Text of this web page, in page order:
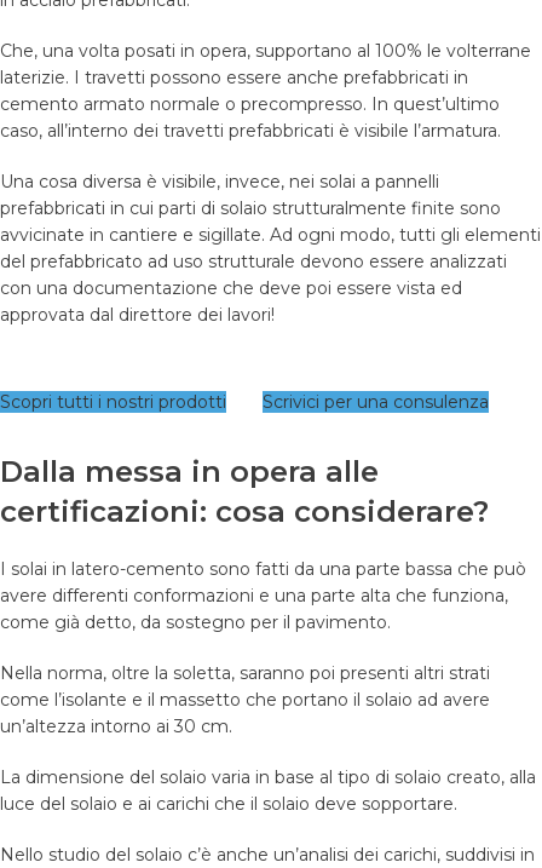
Che, una volta posati in opera, supportano al 100% le volterrane
laterizie. I travetti possono essere anche prefabbricati in
cemento armato normale o precompresso. In quest’ultimo
caso, all’interno dei travetti prefabbricati è visibile l’armatura.
Una cosa diversa è visibile, invece, nei solai a pannelli
prefabbricati in cui parti di solaio strutturalmente finite sono
avvicinate in cantiere e sigillate. Ad ogni modo, tutti gli elementi
del prefabbricato ad uso strutturale devono essere analizzati
con una documentazione che deve poi essere vista ed
approvata dal direttore dei lavori!
Scopri tutti i nostri prodotti Scrivici per una consulenza
Dalla messa in opera alle
certificazioni: cosa considerare?
I solai in latero-cemento sono fatti da una parte bassa che può
avere differenti conformazioni e una parte alta che funziona,
come già detto, da sostegno per il pavimento.
Nella norma, oltre la soletta, saranno poi presenti altri strati
come l’isolante e il massetto che portano il solaio ad avere
un’altezza intorno ai 30 cm.
La dimensione del solaio varia in base al tipo di solaio creato, alla
luce del solaio e ai carichi che il solaio deve sopportare.
Nello studio del solaio c’è anche un’analisi dei carichi, suddivisi in